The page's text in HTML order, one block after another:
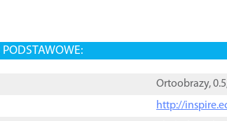
PODSTAWOWE:
Ortoobrazy,
http://